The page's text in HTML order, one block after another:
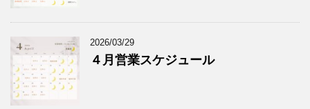
2026/03/29
４月営業スケジュール